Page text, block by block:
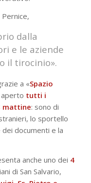
dalla
e le aziende
il tirocinio».
a «Spazio
tutti i
mattine: sono di
lo sportello
documenti e la
anche uno dei 4
di San Salvario,